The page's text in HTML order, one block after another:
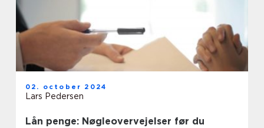
Lån penge: Nøgleovervejelser før du
02. october 2024
Lars Pedersen